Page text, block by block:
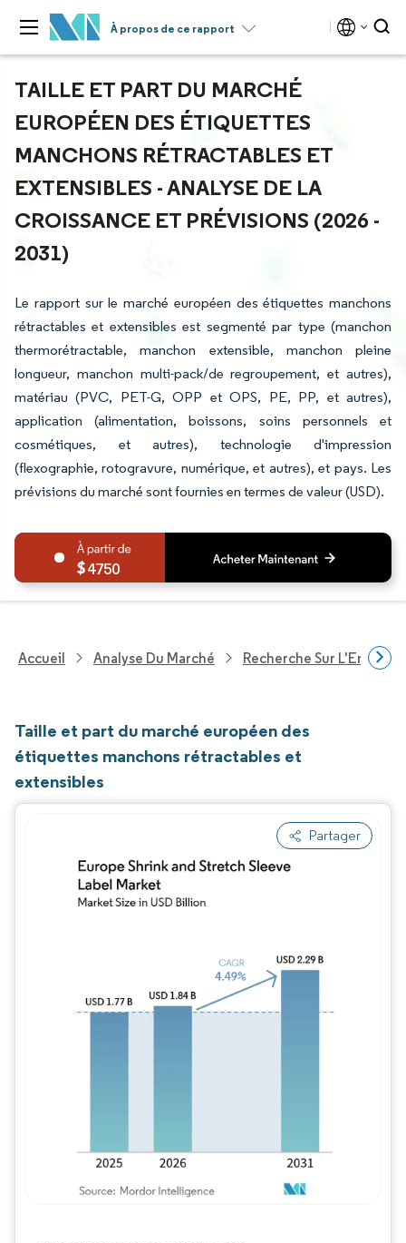
À propos de ce rapport
TAILLE ET PART DU MARCHÉ
EUROPÉEN DES ÉTIQUETTES
MANCHONS RÉTRACTABLES ET
EXTENSIBLES - ANALYSE DE LA
CROISSANCE ET PRÉVISIONS (2026 -
2031)
Le rapport sur le marché européen des étiquettes manchons
rétractables et extensibles est segmenté par type (manchon
thermorétractable, manchon extensible, manchon pleine
longueur, manchon multi-pack/de regroupement, et autres),
matériau (PVC, PET-G, OPP et OPS, PE, PP, et autres),
application (alimentation, boissons, soins personnels et
cosmétiques, et autres), technologie d'impression
(flexographie, rotogravure, numérique, et autres), et pays. Les
prévisions du marché sont fournies en termes de valeur (USD).
4750
Accueil Analyse Du Marché Recherche Sur
Taille et part du marché européen des
étiquettes manchons rétractables et
extensibles
Partager